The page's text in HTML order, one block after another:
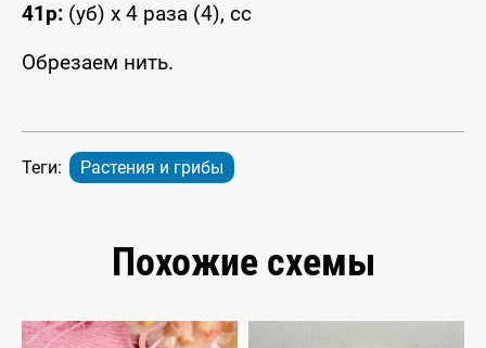
41р: (уб) x 4 раза (4), сс
Обрезаем нить.
Теги: Растения и грибы
Похожие схемы